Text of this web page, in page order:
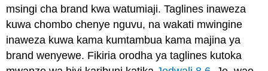
msingi cha brand kwa watumiaji. Taglines inaweza
kuwa chombo chenye nguvu, na wakati mwingine
inaweza kuwa kama kumtambua kama majina ya
brand wenyewe. Fikiria orodha ya taglines kutoka